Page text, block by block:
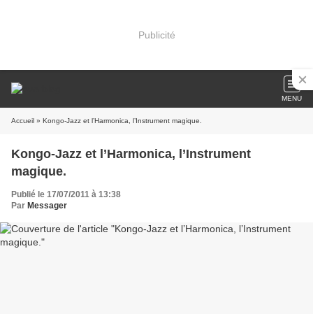
Publicité
MENU
Accueil » Kongo-Jazz et l’Harmonica, l’Instrument magique.
Kongo-Jazz et l’Harmonica, l’Instrument
magique.
Publié le 17/07/2011 à 13:38
Par Messager